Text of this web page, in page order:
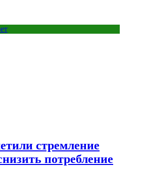
стремление
потребление